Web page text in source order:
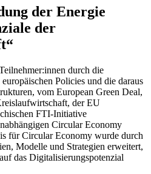
der Energie
der
durch die
Policies und die daraus
vom European Green Deal,
der EU
FTI-Initiative
Circular Economy
für Circular Economy wurde durch
Modelle und Strategien erweitert,
das Digitalisierungspotenzial